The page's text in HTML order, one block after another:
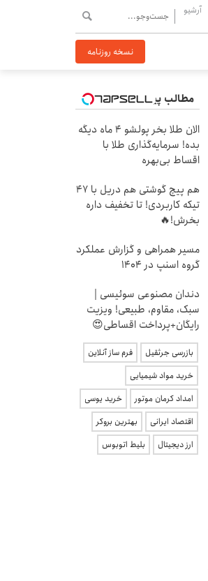
آرشیو
نسخه روزنامه
مطالب پیشنهادی
الان طلا بخر پولشو 4 ماه دیگه
بده! سرمایه‌گذاری طلا با
اقساط بی‌بهره
هم پیچ گوشتی هم دریل با 47
تیکه کاربردی! تا تخفیف داره
بخرش!🔥
مسیر همراهی و گزارش عملکرد
گروه اسنپ در ۱۴۰۴
دندان مصنوعی سوئیسی |
سبک، مقاوم، طبیعی! ویزیت
رایگان+پرداخت اقساطی😍
بازرسی جرثقیل
فرم ساز آنلاین
خرید مواد شیمیایی
امداد کرمان موتور
خرید یوسی
اقتصاد ایرانی
بهترین بروکر
ارز دیجیتال
بلیط اتوبوس